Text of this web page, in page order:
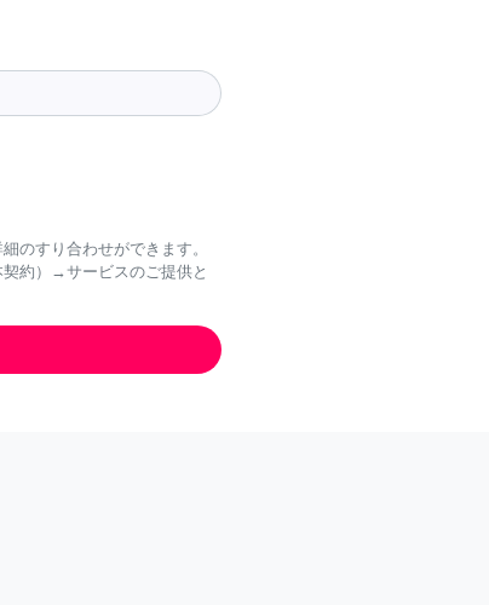
のすり合わせができます。
約）→サービスのご提供と